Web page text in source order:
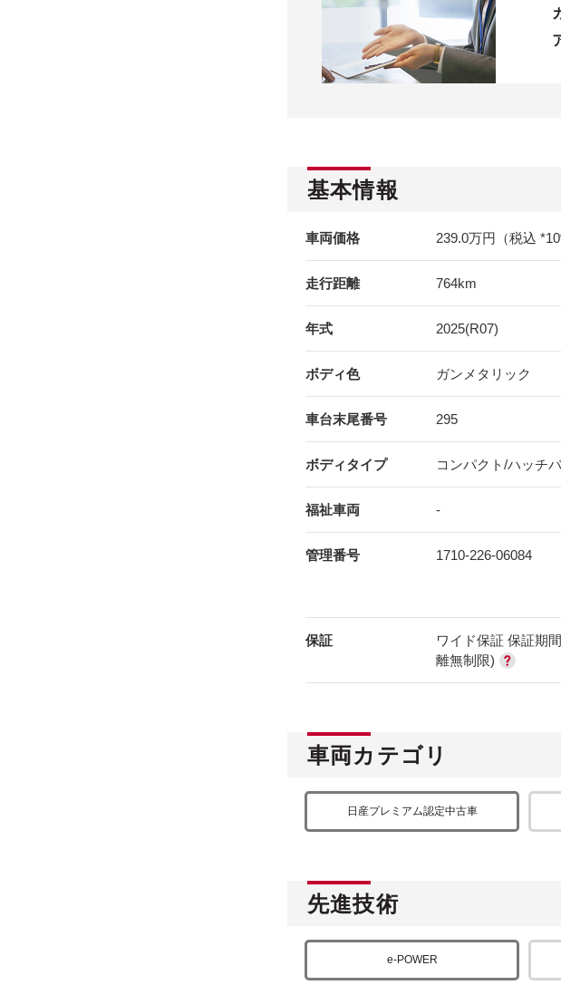
基本情報
車両価格 239.0万円（税込
走行距離 764km
年式 2025(R07)
ボディ色 ガンメタリック
車台末尾番号 295
ボディタイプ コンパクト/ハッチ
福祉車両 -
管理番号 1710-226-06084
保証
ワイド保証 保証期
離無制限)
車両カテゴリ
日産プレミアム認定中古車
先進技術
e-POWER